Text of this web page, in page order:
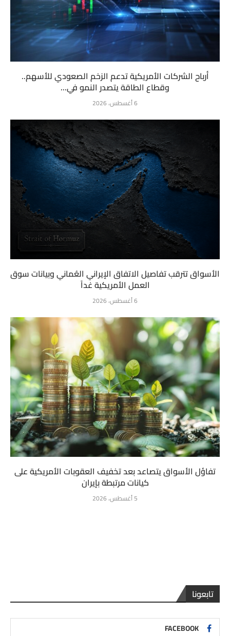
أرباح الشركات الأمريكية تدعم الزخم الصعودي للأسهم..
وقطاع الطاقة يتصدر النمو في...
6 أغسطس، 2026
الأسواق تترقب تفاصيل الاتفاق الإيراني العُماني وبيانات سوق
العمل الأمريكية غداً
6 أغسطس، 2026
تفاؤل الأسواق يتصاعد بعد تخفيف العقوبات الأمريكية على
كيانات مرتبطة بإيران
5 أغسطس، 2026
تابعونا
FACEBOOK